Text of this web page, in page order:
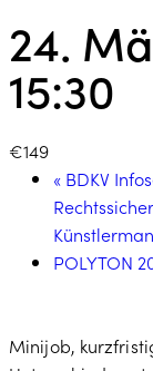
24.
15:30
€149
« BDKV
POLYTON
Minijob,